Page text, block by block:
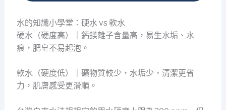
水的知識小學堂：硬水 vs 軟水
硬水（硬度高）｜鈣鎂離子含量高，易生水垢、水
痕，肥皂不易起泡。
軟水（硬度低）｜礦物質較少，水垢少，清潔更省
力，肌膚感受更滑順。